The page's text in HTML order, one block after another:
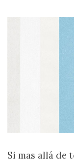
Si mas allá de